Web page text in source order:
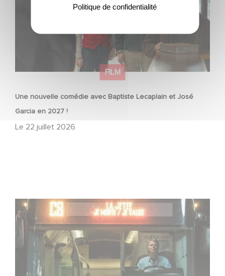
FILM
Une nouvelle comédie avec Baptiste Lecaplain et José
Garcia en 2027 !
Le 22 juillet 2026
Une date de sortie pour le nouveau film de Franck
Dubosc
Politique de confidentialité